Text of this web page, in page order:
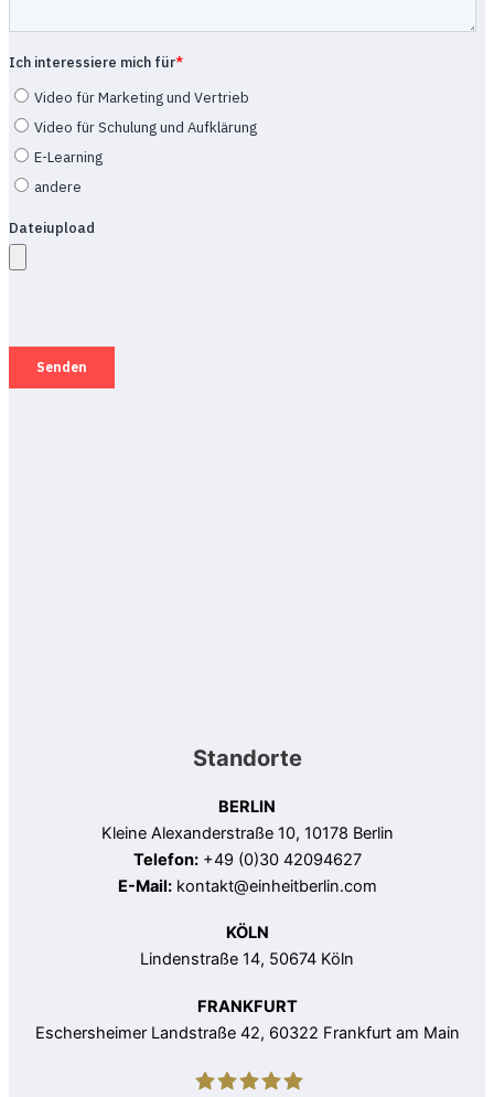
Standorte
BERLIN
Kleine Alexanderstraße 10, 10178 Berlin
Telefon:+49 (0)30 42094627
E-Mail:kontakt@einheitberlin.com
KÖLN
Lindenstraße 14, 50674 Köln
FRANKFURT
Eschersheimer Landstraße 42, 60322 Frankfurt am Main